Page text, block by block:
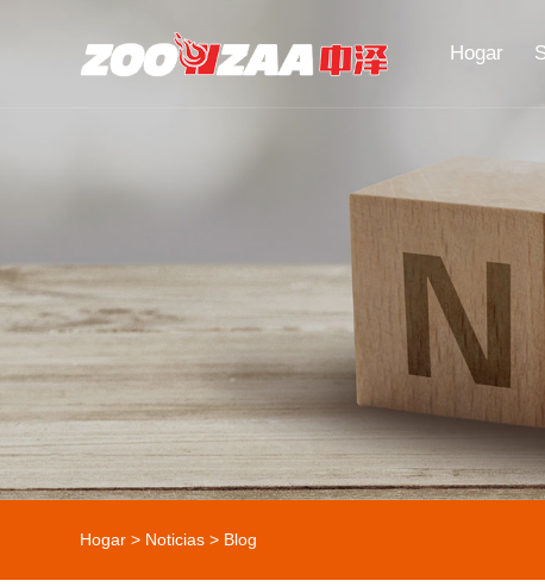
Hogar
Hogar > Noticias > Blog